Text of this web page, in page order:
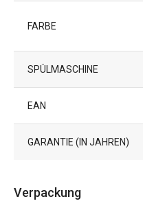
FARBE
SPÜLMASCHINE
EAN
GARANTIE (IN JAHREN)
Verpackung